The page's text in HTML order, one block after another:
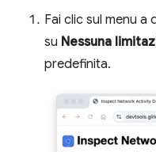
Fai clic sul menu a
su Nessuna
predefinita.